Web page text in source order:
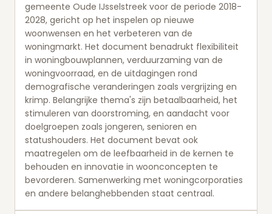
gemeente Oude IJsselstreek voor de periode 2018-
2028, gericht op het inspelen op nieuwe
woonwensen en het verbeteren van de
woningmarkt. Het document benadrukt flexibiliteit
in woningbouwplannen, verduurzaming van de
woningvoorraad, en de uitdagingen rond
demografische veranderingen zoals vergrijzing en
krimp. Belangrijke thema's zijn betaalbaarheid, het
stimuleren van doorstroming, en aandacht voor
doelgroepen zoals jongeren, senioren en
statushouders. Het document bevat ook
maatregelen om de leefbaarheid in de kernen te
behouden en innovatie in woonconcepten te
bevorderen. Samenwerking met woningcorporaties
en andere belanghebbenden staat centraal.